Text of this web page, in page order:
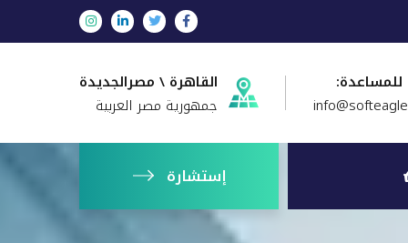
للمساعدة:
القاهرة \ مصرالجديدة
جمهورية مصر العربية
إستشارة